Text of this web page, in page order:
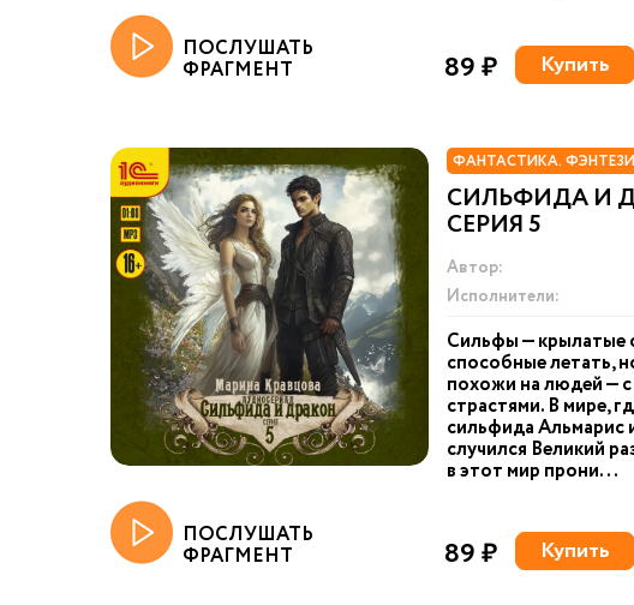
ПОСЛУШАТЬ
ФРАГМЕНТ 89 ₽ Купить
ФАНТАСТИКА. ФЭНТЕЗИ
СИЛЬФИДА И
СЕРИЯ 5
Автор:
Исполнители:
Сильфы — крылатые
способные летать,
похожи на людей —
страстями. В мире,
сильфида Альмарис
случился Великий
в этот мир прони...
ПОСЛУШАТЬ
ФРАГМЕНТ 89 ₽ Купить